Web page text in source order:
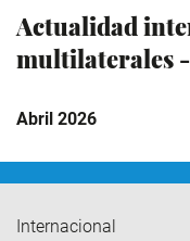
Actualidad
multilaterales
Abril 2026
Internacional